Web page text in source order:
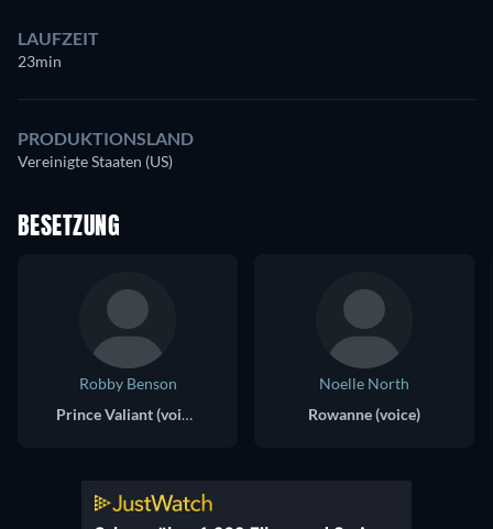
LAUFZEIT
23min
PRODUKTIONSLAND
Vereinigte Staaten (US)
BESETZUNG
Robby Benson
Prince Valiant (voice)
Noelle North
Rowanne (voice)